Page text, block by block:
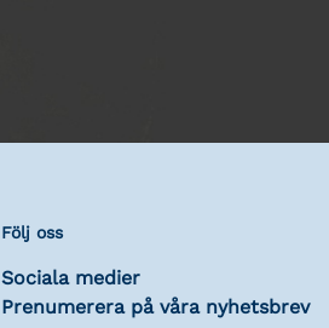
Följ oss
Sociala medier
Prenumerera på våra nyhetsbrev